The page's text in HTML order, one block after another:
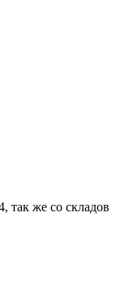
так же со складов